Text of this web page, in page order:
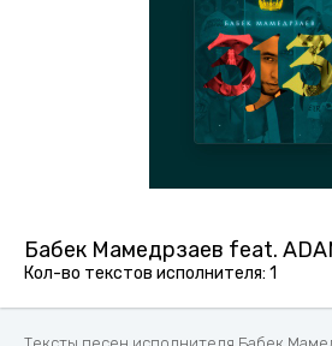
Бабек Мамедрзаев feat.
Кол-во текстов исполнителя: 1